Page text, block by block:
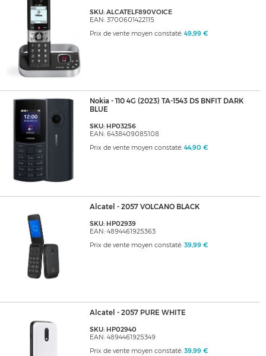
SKU: ALCATELF890VOICE
EAN: 3700601422115
Prix de vente moyen constaté: 49,99 €
Nokia - 110 4G (2023) TA-1543 DS BNFIT DARK
BLUE
SKU: HP03256
EAN: 6438409085108
Prix de vente moyen constaté: 44,90 €
Alcatel - 2057 VOLCANO BLACK
SKU: HP02939
EAN: 4894461925363
Prix de vente moyen constaté: 39,99 €
Alcatel - 2057 PURE WHITE
SKU: HP02940
EAN: 4894461925349
Prix de vente moyen constaté: 39,99 €